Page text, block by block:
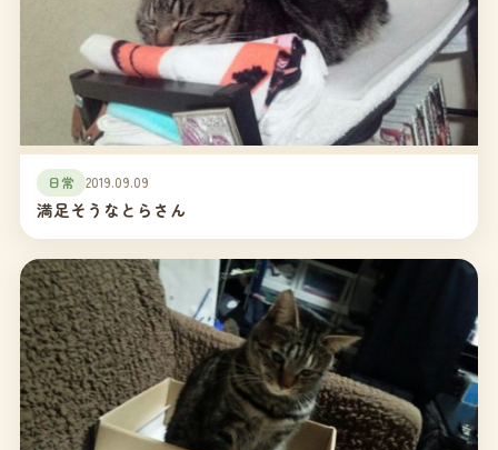
日常 2019.09.09
満足そうなとらさん